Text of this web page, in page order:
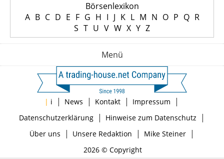
Börsenlexikon
A B C D E F G H I J K L M N O P Q R
S T U V W X Y Z
Menü
| i | News | Kontakt | Impressum |
Datenschutzerklärung| Hinweise zum Datenschutz |
Über uns | Unsere Redaktion | Mike Steiner|
2026 © Copyright